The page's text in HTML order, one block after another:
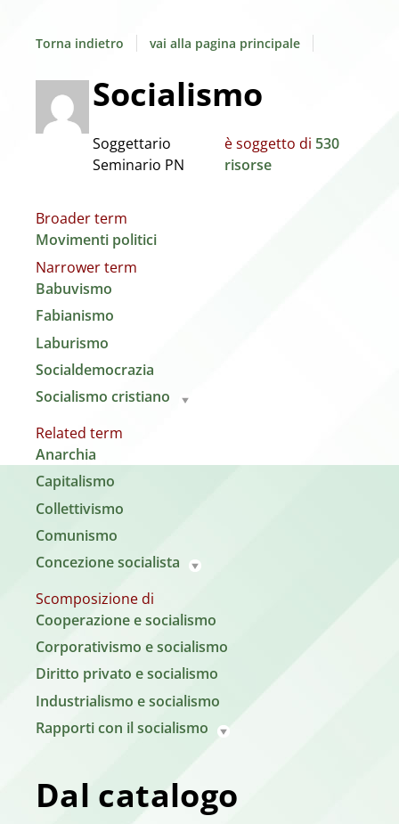
Torna indietro vai alla pagina principale
Socialismo
Soggettario
Seminario PN
è soggetto di 530
risorse
Broader term
Movimenti politici
Narrower term
Babuvismo
Fabianismo
Laburismo
Socialdemocrazia
Socialismo cristiano
Related term
Anarchia
Capitalismo
Collettivismo
Comunismo
Concezione socialista
Scomposizione di
Cooperazione e socialismo
Corporativismo e socialismo
Diritto privato e socialismo
Industrialismo e socialismo
Rapporti con il socialismo
Dal catalogo